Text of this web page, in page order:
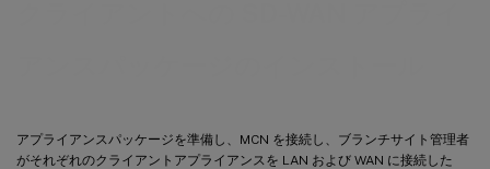
アプライアンスパッケージを準備し、MCN を接続し、ブランチサイト管理者
がそれぞれのクライアントアプライアンスを LAN および WAN に接続した